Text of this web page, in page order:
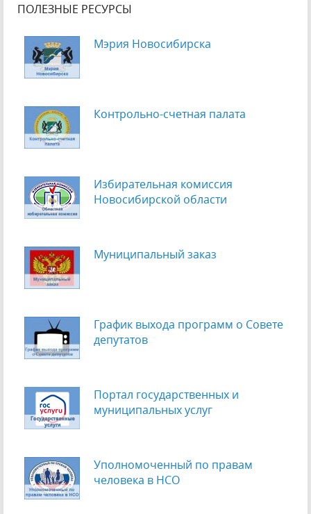
ПОЛЕЗНЫЕ РЕСУРСЫ
Мэрия Новосибирска
Контрольно-счетная палата
Избирательная комиссия
Новосибирской области
Муниципальный заказ
График выхода программ о Cовете
депутатов
Портал государственных и
муниципальных услуг
Уполномоченный по правам
человека в НСО